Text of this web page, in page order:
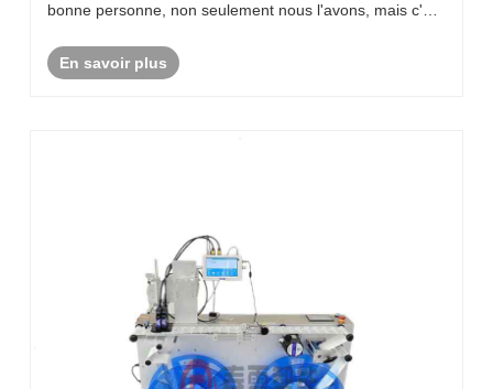
bonne personne, non seulement nous l'avons, mais c'est
En savoir plus